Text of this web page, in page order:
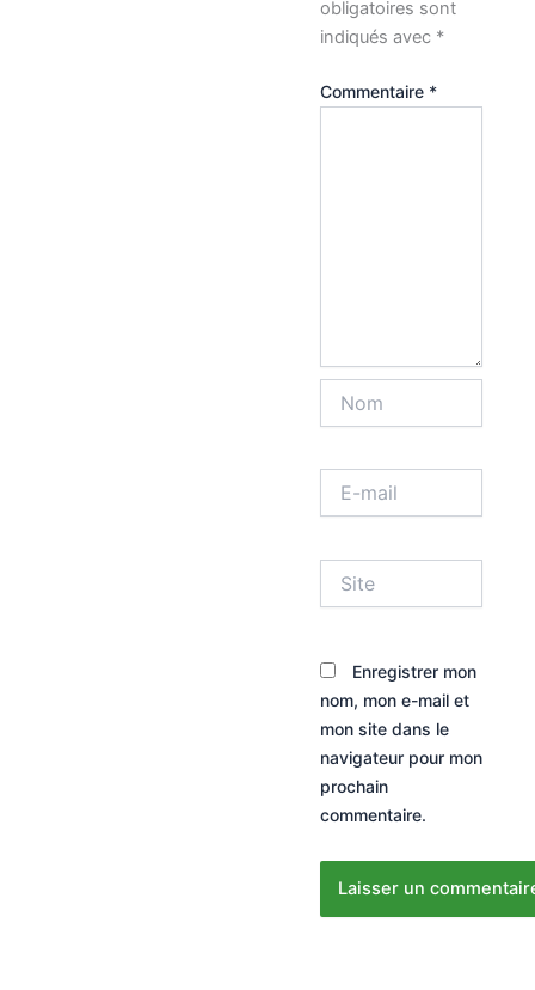
obligatoires sont
indiqués avec *
Commentaire *
mail
Enregistrer mon
nom, mon e-mail et
mon site dans le
navigateur pour mon
prochain
commentaire.